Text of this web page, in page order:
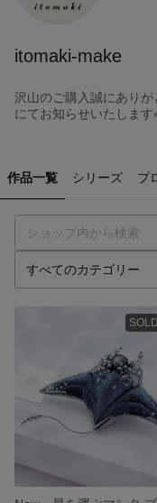
itomaki-make
沢山のご購入誠にあり
にてお知らせいたしま
作品一覧 シリーズ プ